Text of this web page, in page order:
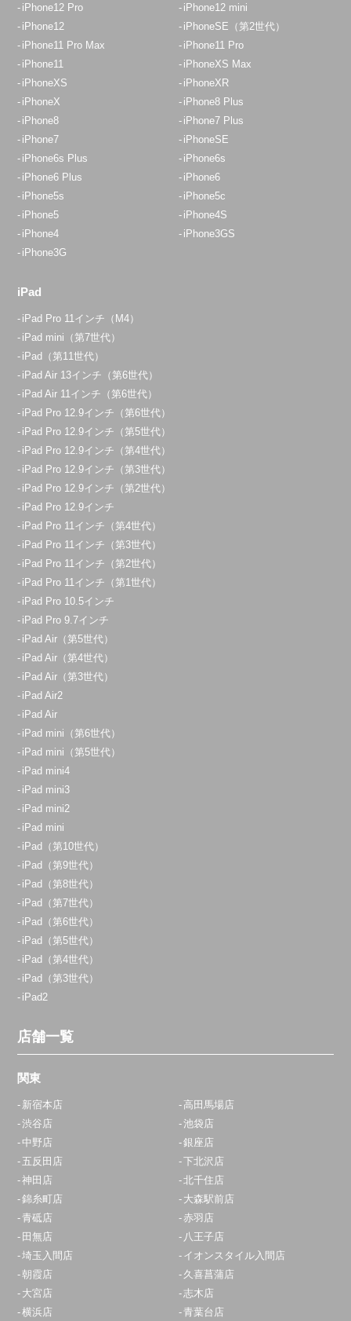
iPhone12 Pro
iPhone12 mini
iPhone12
iPhoneSE（第2世代）
iPhone11 Pro Max
iPhone11 Pro
iPhone11
iPhoneXS Max
iPhoneXS
iPhoneXR
iPhoneX
iPhone8 Plus
iPhone8
iPhone7 Plus
iPhone7
iPhoneSE
iPhone6s Plus
iPhone6s
iPhone6 Plus
iPhone6
iPhone5s
iPhone5c
iPhone5
iPhone4S
iPhone4
iPhone3GS
iPhone3G
iPad
iPad Pro 11インチ（M4）
iPad mini（第7世代）
iPad（第11世代）
iPad Air 13インチ（第6世代）
iPad Air 11インチ（第6世代）
iPad Pro 12.9インチ（第6世代）
iPad Pro 12.9インチ（第5世代）
iPad Pro 12.9インチ（第4世代）
iPad Pro 12.9インチ（第3世代）
iPad Pro 12.9インチ（第2世代）
iPad Pro 12.9インチ
iPad Pro 11インチ（第4世代）
iPad Pro 11インチ（第3世代）
iPad Pro 11インチ（第2世代）
iPad Pro 11インチ（第1世代）
iPad Pro 10.5インチ
iPad Pro 9.7インチ
iPad Air（第5世代）
iPad Air（第4世代）
iPad Air（第3世代）
iPad Air2
iPad Air
iPad mini（第6世代）
iPad mini（第5世代）
iPad mini4
iPad mini3
iPad mini2
iPad mini
iPad（第10世代）
iPad（第9世代）
iPad（第8世代）
iPad（第7世代）
iPad（第6世代）
iPad（第5世代）
iPad（第4世代）
iPad（第3世代）
iPad2
店舗一覧
関東
新宿本店
高田馬場店
渋谷店
池袋店
中野店
銀座店
五反田店
下北沢店
神田店
北千住店
錦糸町店
大森駅前店
青砥店
赤羽店
田無店
八王子店
埼玉入間店
イオンスタイル入間店
朝霞店
久喜菖蒲店
大宮店
志木店
横浜店
青葉台店